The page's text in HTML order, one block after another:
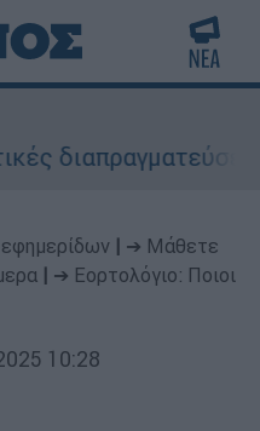
➔ Μάθετε
➔ Εορτολόγιο: Ποιοι
10:28